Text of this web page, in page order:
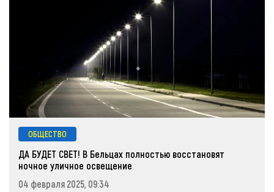
ОБЩЕСТВО
ДА БУДЕТ СВЕТ! В Бельцах полностью восстановят
ночное уличное освещение
04 февраля 2025, 09:34